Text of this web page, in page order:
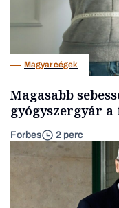
Magyar cégek
Magasabb
gyógyszergyár a
Forbes 2 perc